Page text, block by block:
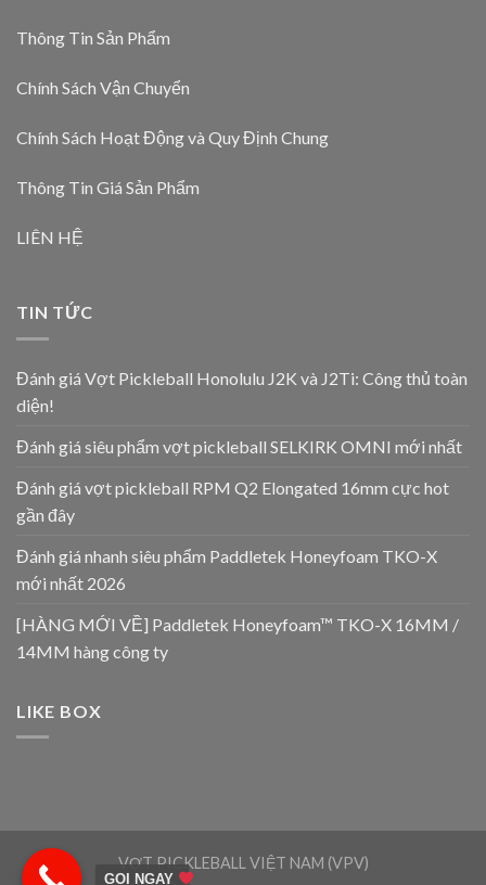
Thông Tin Sản Phẩm
Chính Sách Vận Chuyển
Chính Sách Hoạt Động và Quy Định Chung
Thông Tin Giá Sản Phẩm
LIÊN HỆ
TIN TỨC
Đánh giá Vợt Pickleball Honolulu J2K và J2Ti: Công thủ toàn
diện!
Đánh giá siêu phẩm vợt pickleball SELKIRK OMNI mới nhất
Đánh giá vợt pickleball RPM Q2 Elongated 16mm cực hot
gần đây
Đánh giá nhanh siêu phẩm Paddletek Honeyfoam TKO-X
mới nhất 2026
[HÀNG MỚI VỀ] Paddletek Honeyfoam™ TKO-X 16MM /
14MM hàng công ty
LIKE BOX
VỢT PICKLEBALL VIỆT NAM (VPV)
GỌI NGAY